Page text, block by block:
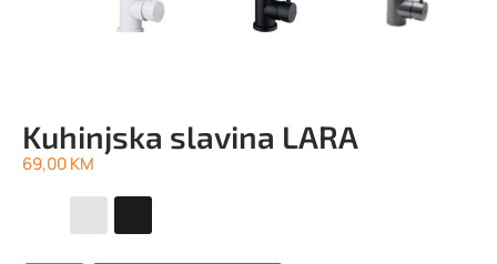
Kuhinjska slavina LARA
69,00KM